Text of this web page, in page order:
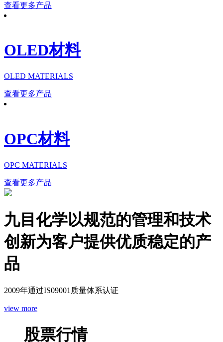
查看更多产品
OLED材料
OLED MATERIALS
查看更多产品
OPC材料
OPC MATERIALS
查看更多产品
九目化学以规范的管理和技术
创新为客户提供优质稳定的产
品
2009年通过IS09001质量体系认证
view more
股票行情